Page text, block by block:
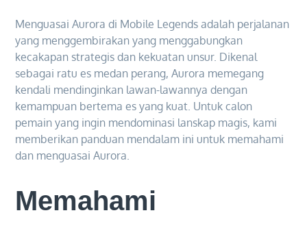
Menguasai Aurora di Mobile Legends adalah perjalanan
yang menggembirakan yang menggabungkan
kecakapan strategis dan kekuatan unsur. Dikenal
sebagai ratu es medan perang, Aurora memegang
kendali mendinginkan lawan-lawannya dengan
kemampuan bertema es yang kuat. Untuk calon
pemain yang ingin mendominasi lanskap magis, kami
memberikan panduan mendalam ini untuk memahami
dan menguasai Aurora.
Memahami